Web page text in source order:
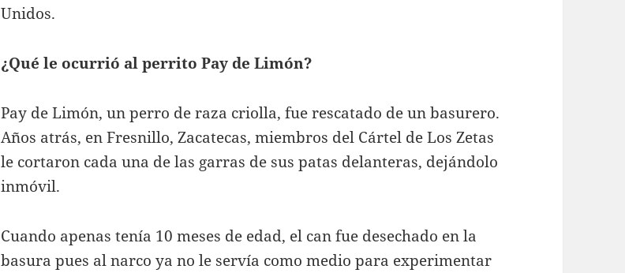
Unidos.
¿Qué le ocurrió al perrito Pay de Limón?
Pay de Limón, un perro de raza criolla, fue rescatado de un basurero.
Años atrás, en Fresnillo, Zacatecas, miembros del Cártel de Los Zetas
le cortaron cada una de las garras de sus patas delanteras, dejándolo
inmóvil.
Cuando apenas tenía 10 meses de edad, el can fue desechado en la
basura pues al narco ya no le servía como medio para experimentar